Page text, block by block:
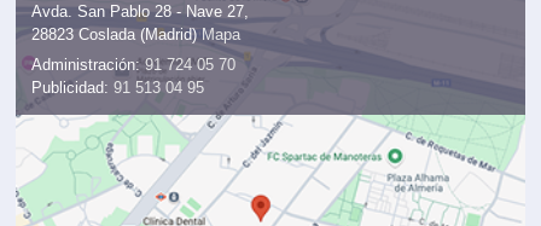
Avda. San Pablo 28 - Nave 27,
28823 Coslada (Madrid) Mapa
Administración: 91 724 05 70
Publicidad: 91 513 04 95